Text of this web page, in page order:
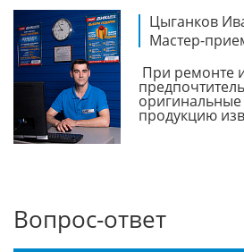
Цыганков
Мастер-
При ремонте
оригинальные
продукцию
Вопрос-ответ